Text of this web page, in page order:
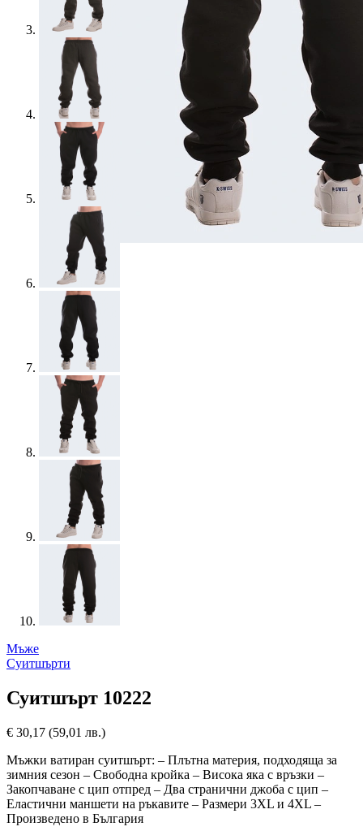
Мъже
Суитшърти
Суитшърт 10222
€ 30,17 (59,01 лв.)
Мъжки ватиран суитшърт: – Плътна материя, подходяща за
зимния сезон – Свободна кройка – Висока яка с връзки –
Закопчаване с цип отпред – Два странични джоба с цип –
Еластични маншети на ръкавите – Размери 3XL и 4XL –
Произведено в България